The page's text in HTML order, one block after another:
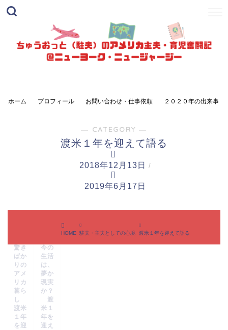
ホーム プロフィール お問い合わせ・仕事依頼 ２０２０年の出来事
― CATEGORY ―
渡米１年を迎えて語る
2018年12月13日 /
2019年6月17日
驚き
ばか
りの
アメ
リカ
暮ら
し
渡米
１年
を迎
今の
生活
は、
夢か
現実
か？
渡
米１
年を
迎え
HOME 駐夫・主夫としての心境 渡米１年を迎えて語る